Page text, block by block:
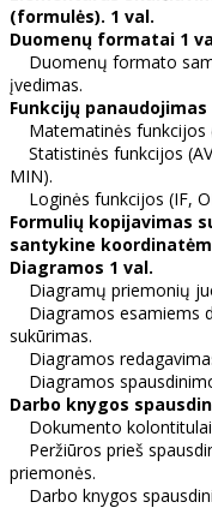
(formulės). 1 val.
Duomenų formatai 1
Duomenų formato
įvedimas.
Funkcijų panaudojimas
Matematinės funkcijos
Statistinės funkcijos
MIN).
Loginės funkcijos (IF,
Formulių kopijavimas
santykine
Diagramos 1 val.
Diagramų priemonių
Diagramos esamiems
sukūrimas.
Diagramos
Diagramos
Darbo knygos
Dokumento
Peržiūros prieš
priemonės.
Darbo knygos